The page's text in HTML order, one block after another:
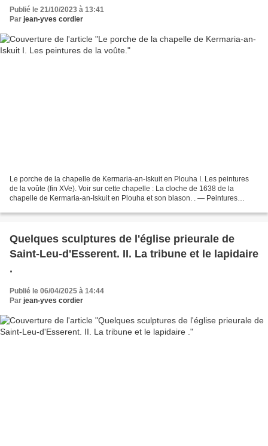
Publié le 21/10/2023 à 13:41
Par jean-yves cordier
Le porche de la chapelle de Kermaria-an-Iskuit en Plouha I. Les peintures
de la voûte (fin XVe). Voir sur cette chapelle : La cloche de 1638 de la
chapelle de Kermaria-an-Iskuit en Plouha et son blason. . — Peintures
Quelques sculptures de l'église prieurale de
Saint-Leu-d'Esserent. II. La tribune et le lapidaire
.
Publié le 06/04/2025 à 14:44
Par jean-yves cordier